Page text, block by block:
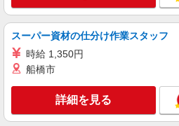
スーパー資材の仕分け作業スタッフ
時給 1,350円
船橋市
詳細を見る